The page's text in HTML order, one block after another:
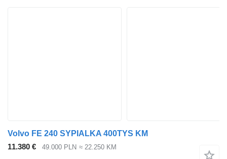
Volvo FE 240 SYPIALKA 400TYS KM
11.380 €
49.000 PLN ≈ 22.250 KM